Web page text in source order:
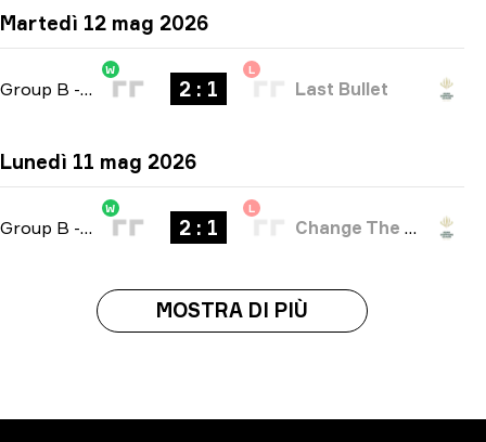
Martedì 12 mag 2026
Group B - bo3
W
2 : 1
L
Last Bullet
Lunedì 11 mag 2026
Group B - bo3
W
2 : 1
L
Change The Game
MOSTRA DI PIÙ